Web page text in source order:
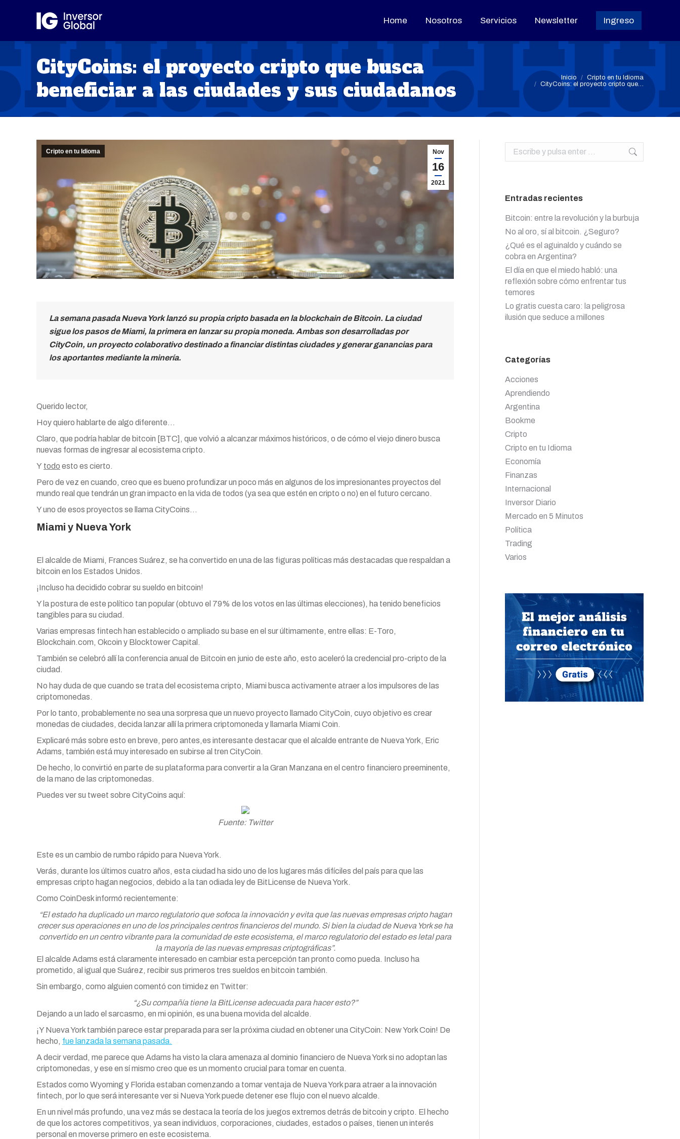
Home Nosotros Servicios Newsletter Ingreso
CityCoins: el proyecto cripto que busca
beneficiar a las ciudades y sus ciudadanos
Estás aquí:Inicio
Cripto en tu Idioma
CityCoins: el proyecto cripto que…
Nov
16
2021
Cripto en tu Idioma
La semana pasada Nueva York lanzó su propia cripto basada en la blockchain de Bitcoin. La ciudad
sigue los pasos de Miami, la primera en lanzar su propia moneda. Ambas son desarrolladas por
CityCoin, un proyecto colaborativo destinado a financiar distintas ciudades y generar ganancias para
los aportantes mediante la minería.
Querido lector,
Hoy quiero hablarte de algo diferente…
Claro, que podría hablar de bitcoin [BTC], que volvió a alcanzar máximos históricos, o de cómo el viejo dinero busca
nuevas formas de ingresar al ecosistema cripto.
Y todo esto es cierto.
Pero de vez en cuando, creo que es bueno profundizar un poco más en algunos de los impresionantes proyectos del
mundo real que tendrán un gran impacto en la vida de todos (ya sea que estén en cripto o no) en el futuro cercano.
Y uno de esos proyectos se llama CityCoins…
Miami y Nueva York
El alcalde de Miami, Frances Suárez, se ha convertido en una de las figuras políticas más destacadas que respaldan a
bitcoin en los Estados Unidos.
¡Incluso ha decidido cobrar su sueldo en bitcoin!
Y la postura de este político tan popular (obtuvo el 79% de los votos en las últimas elecciones), ha tenido beneficios
tangibles para su ciudad.
Varias empresas fintech han establecido o ampliado su base en el sur últimamente, entre ellas: E-Toro,
Blockchain.com, Okcoin y Blocktower Capital.
También se celebró allí la conferencia anual de Bitcoin en junio de este año, esto aceleró la credencial pro-cripto de la
ciudad.
No hay duda de que cuando se trata del ecosistema cripto, Miami busca activamente atraer a los impulsores de las
criptomonedas.
Por lo tanto, probablemente no sea una sorpresa que un nuevo proyecto llamado CityCoin, cuyo objetivo es crear
monedas de ciudades, decida lanzar allí la primera criptomoneda y llamarla Miami Coin.
Explicaré más sobre esto en breve, pero antes,es interesante destacar que el alcalde entrante de Nueva York, Eric
Adams, también está muy interesado en subirse al tren CityCoin.
De hecho, lo convirtió en parte de su plataforma para convertir a la Gran Manzana en el centro financiero preeminente,
de la mano de las criptomonedas.
Puedes ver su tweet sobre CityCoins aquí:
Fuente: Twitter
Este es un cambio de rumbo rápido para Nueva York.
Verás, durante los últimos cuatro años, esta ciudad ha sido uno de los lugares más difíciles del país para que las
empresas cripto hagan negocios, debido a la tan odiada ley de BitLicense de Nueva York.
Como CoinDesk informó recientemente:
“El estado ha duplicado un marco regulatorio que sofoca la innovación y evita que las nuevas empresas cripto hagan
crecer sus operaciones en uno de los principales centros financieros del mundo. Si bien la ciudad de Nueva York se ha
convertido en un centro vibrante para la comunidad de este ecosistema, el marco regulatorio del estado es letal para
la mayoría de las nuevas empresas criptográficas”.
El alcalde Adams está claramente interesado en cambiar esta percepción tan pronto como pueda. Incluso ha
prometido, al igual que Suárez, recibir sus primeros tres sueldos en bitcoin también.
Sin embargo, como alguien comentó con timidez en Twitter:
“¿Su compañía tiene la BitLicense adecuada para hacer esto?”
Dejando a un lado el sarcasmo, en mi opinión, es una buena movida del alcalde.
¡Y Nueva York también parece estar preparada para ser la próxima ciudad en obtener una CityCoin: New York Coin! De
hecho, fue lanzada la semana pasada.
A decir verdad, me parece que Adams ha visto la clara amenaza al dominio financiero de Nueva York si no adoptan las
criptomonedas, y ese en sí mismo creo que es un momento crucial para tomar en cuenta.
Estados como Wyoming y Florida estaban comenzando a tomar ventaja de Nueva York para atraer a la innovación
fintech, por lo que será interesante ver si Nueva York puede detener ese flujo con el nuevo alcalde.
En un nivel más profundo, una vez más se destaca la teoría de los juegos extremos detrás de bitcoin y cripto. El hecho
de que los actores competitivos, ya sean individuos, corporaciones, ciudades, estados o países, tienen un interés
personal en moverse primero en este ecosistema.
Buscar:
Entradas recientes
Bitcoin: entre la revolución y la burbuja
No al oro, sí al bitcoin. ¿Seguro?
¿Qué es el aguinaldo y cuándo se
cobra en Argentina?
El día en que el miedo habló: una
reflexión sobre cómo enfrentar tus
temores
Lo gratis cuesta caro: la peligrosa
ilusión que seduce a millones
Categorías
Acciones
Aprendiendo
Argentina
Bookme
Cripto
Cripto en tu Idioma
Economía
Finanzas
Internacional
Inversor Diario
Mercado en 5 Minutos
Política
Trading
Varios
Home Nosotros Servicios Newsletter Ingreso